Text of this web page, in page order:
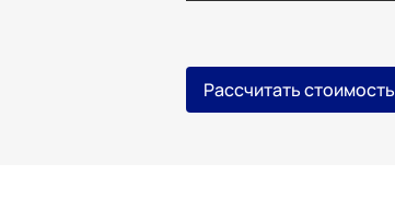
Рассчитать стоимость